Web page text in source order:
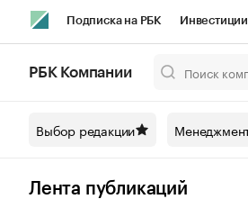
Подписка на РБК Инвестиции
Спецпроекты СПб
Технологии и медиа
РБК Компании
Выбор редакции
Лента публикаций